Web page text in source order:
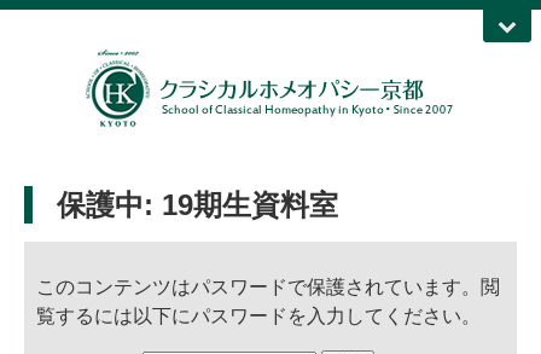
保護中: 19期生資料室
このコンテンツはパスワードで保護されています。閲
覧するには以下にパスワードを入力してください。